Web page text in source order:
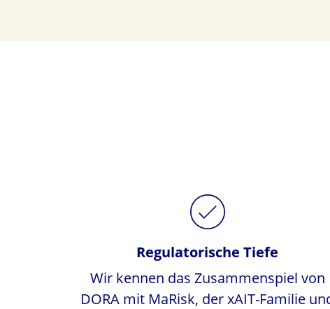
Regulatorische Tiefe
Wir kennen das Zusammenspiel von
DORA mit MaRisk, der xAIT-Familie